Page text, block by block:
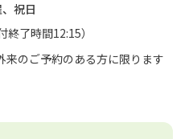
祝日
了時間12:15）
のご予約のある方に限ります